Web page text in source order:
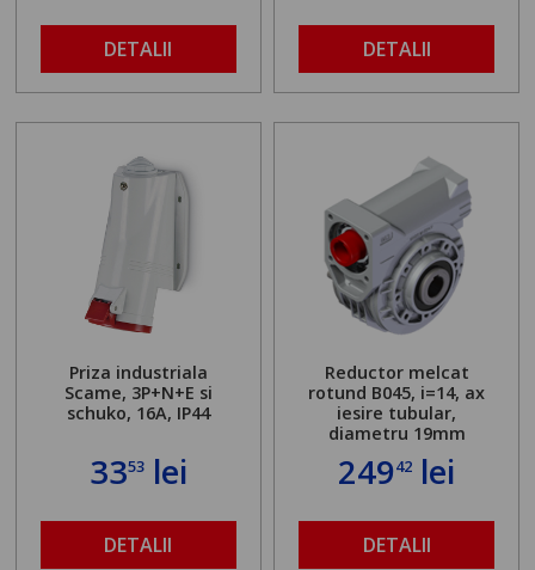
DETALII DETALII
Priza industriala
Scame, 3P+N+E si
schuko, 16A, IP44
3353lei
DETALII
Reductor melcat
rotund B045, i=14, ax
iesire tubular,
diametru 19mm
24942 lei
DETALII